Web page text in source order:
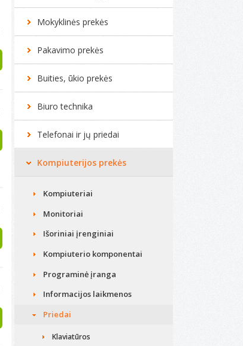
Mokyklinės prekės
Pakavimo prekės
Buities, ūkio prekės
Biuro technika
Telefonai ir jų priedai
Kompiuterijos prekės
Kompiuteriai
Monitoriai
Išoriniai įrenginiai
Kompiuterio komponentai
Programinė įranga
Informacijos laikmenos
Priedai
Klaviatūros